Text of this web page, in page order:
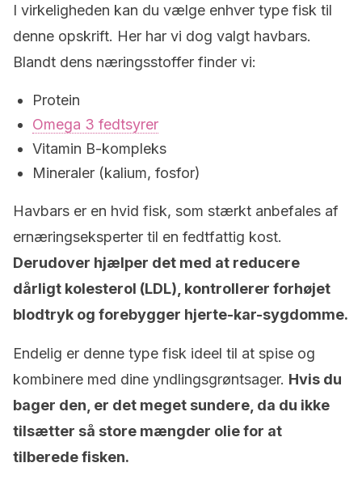
I virkeligheden kan du vælge enhver type fisk til
denne opskrift. Her har vi dog valgt havbars.
Blandt dens næringsstoffer finder vi:
Protein
Omega 3 fedtsyrer
Vitamin B-kompleks
Mineraler (kalium, fosfor)
Havbars er en hvid fisk, som stærkt anbefales af
ernæringseksperter til en fedtfattig kost.
Derudover hjælper det med at reducere
dårligt kolesterol (LDL), kontrollerer forhøjet
blodtryk og forebygger hjerte-kar-sygdomme.
Endelig er denne type fisk ideel til at spise og
kombinere med dine yndlingsgrøntsager. Hvis du
bager den, er det meget sundere, da du ikke
tilsætter så store mængder olie for at
tilberede fisken.